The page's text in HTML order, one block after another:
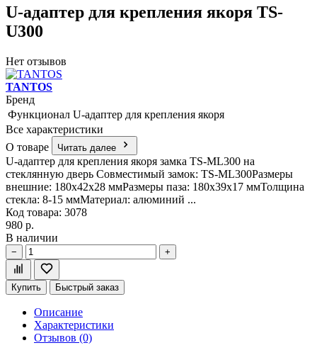
U-адаптер для крепления якоря TS-
U300
Нет отзывов
TANTOS
Бренд
Функционал U-адаптер для крепления якоря
Все характеристики
О товаре
Читать далее
U-адаптер для крепления якоря замка TS-ML300 на
стеклянную дверь Совместимый замок: TS-ML300Размеры
внешние: 180х42х28 ммРазмеры паза: 180х39х17 ммТолщина
стекла: 8-15 ммМатериал: алюминий ...
Код товара: 3078
980 р.
В наличии
− +
Купить Быстрый заказ
Описание
Характеристики
Отзывов (0)